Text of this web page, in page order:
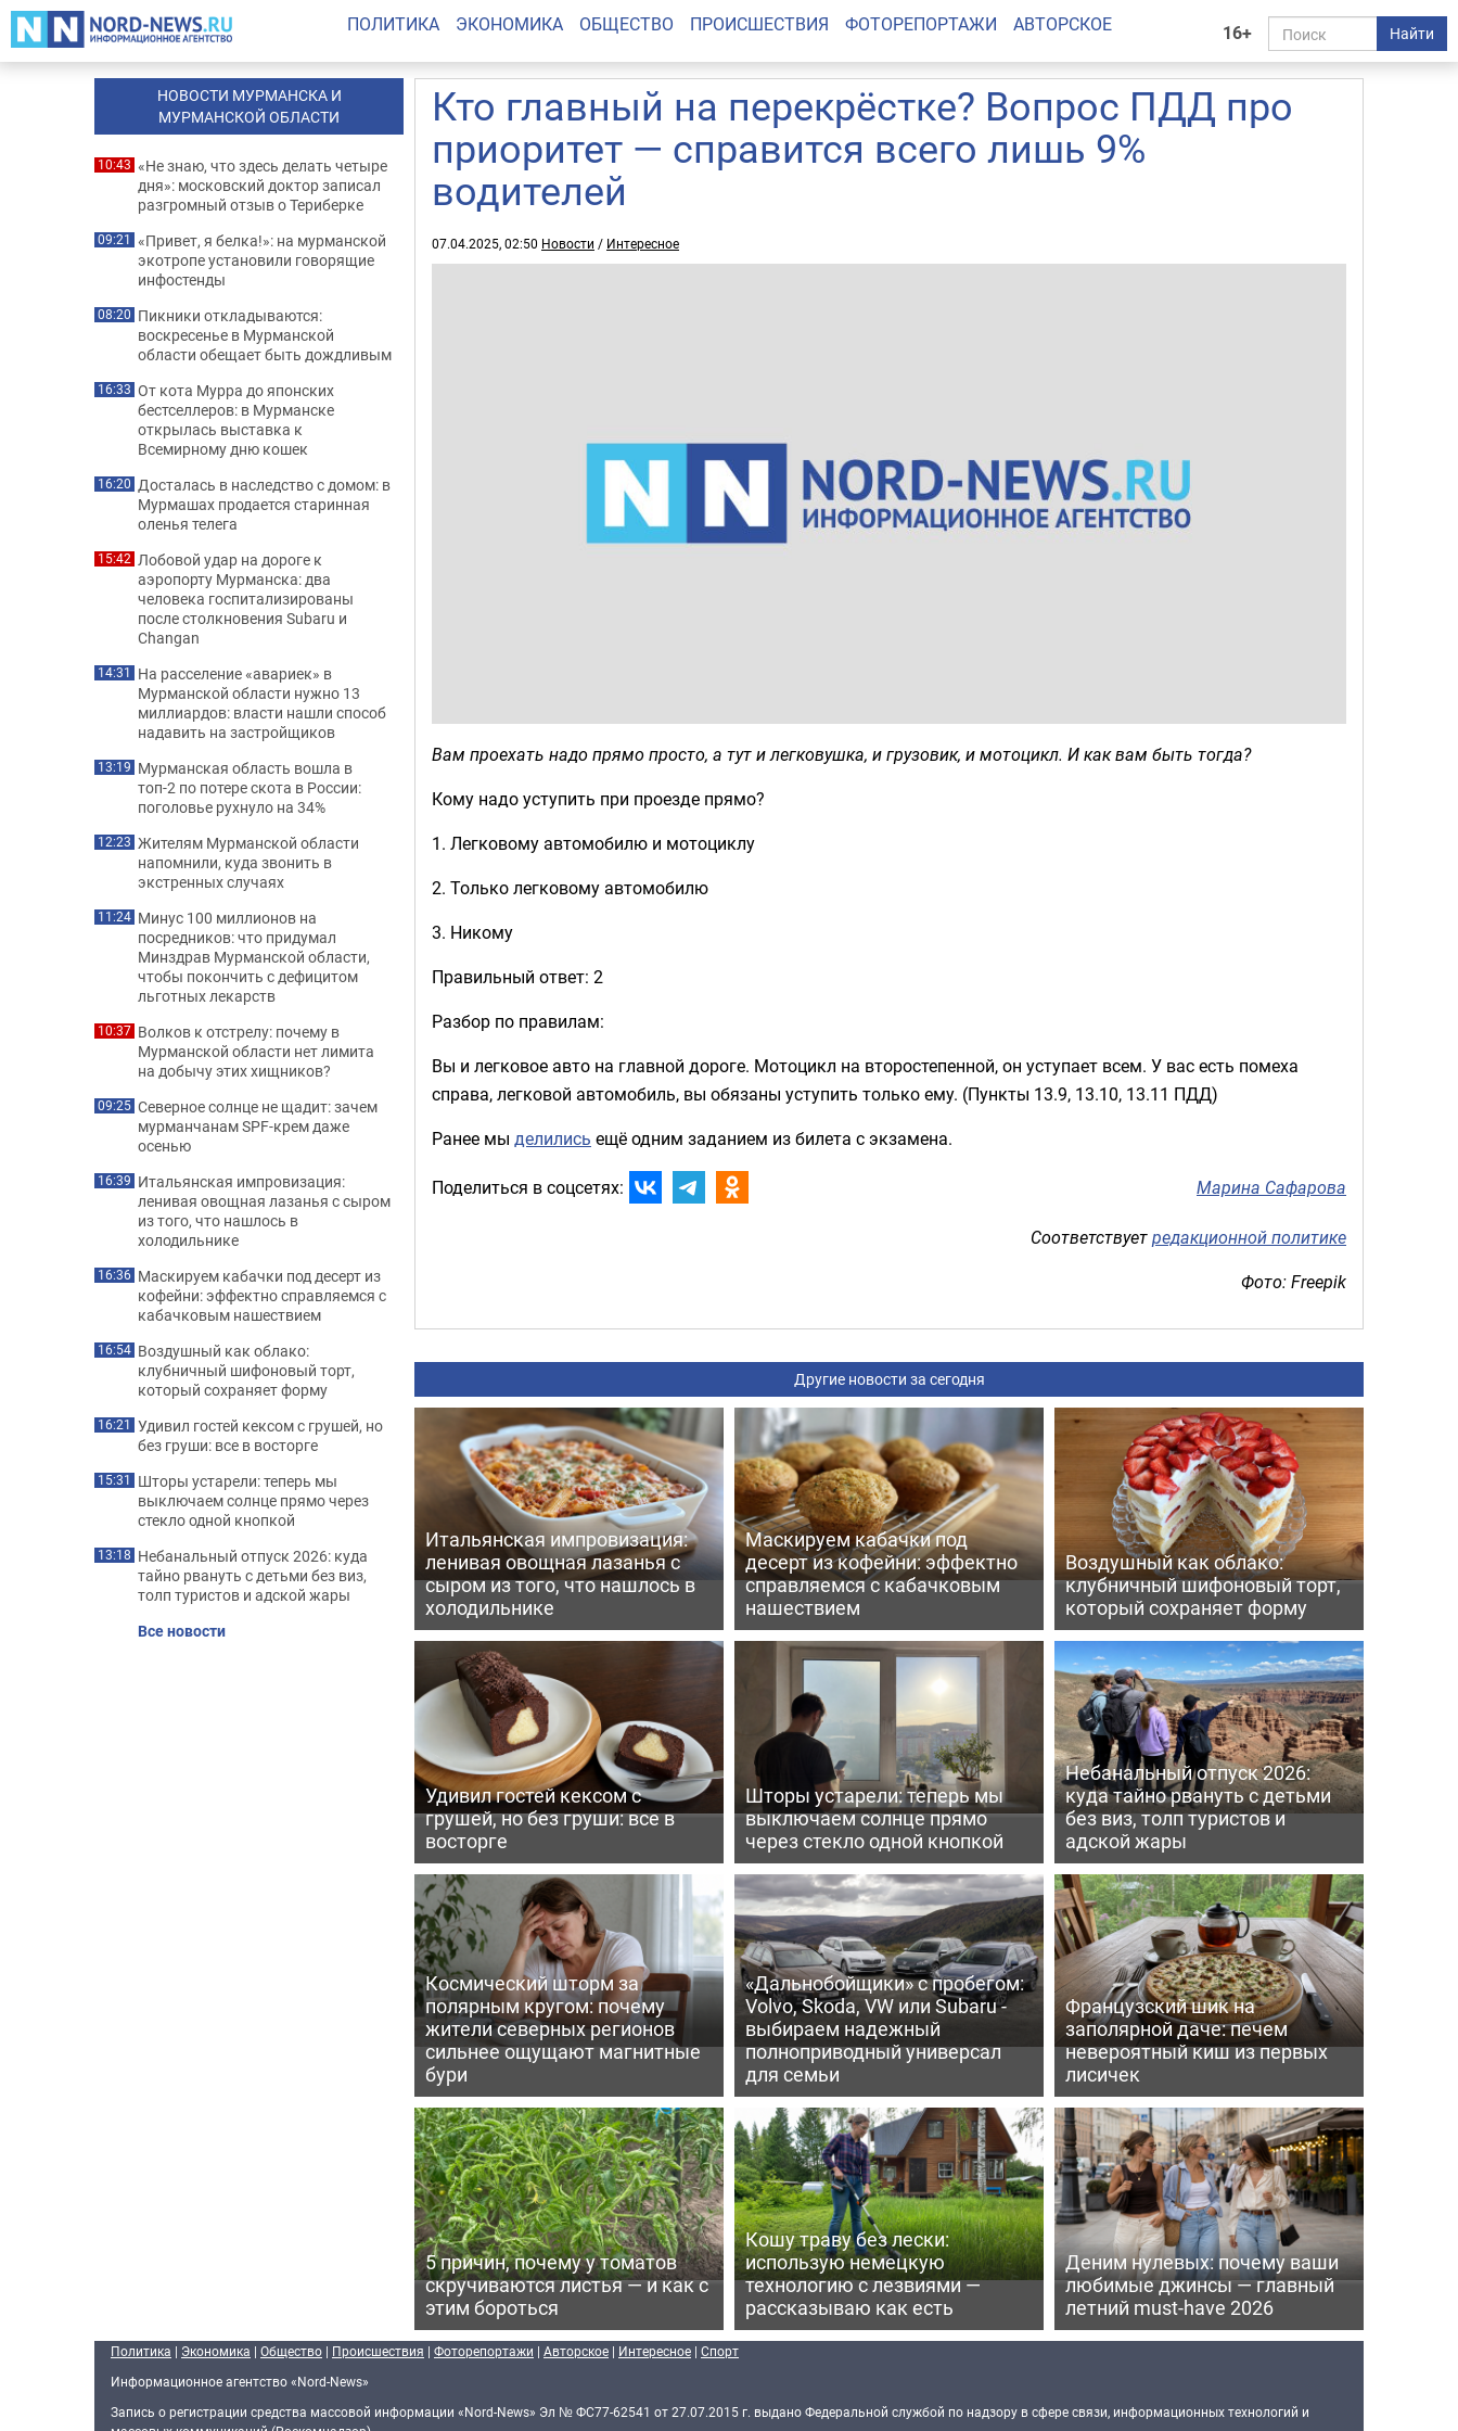
16+ Найти
ПОЛИТИКА ЭКОНОМИКА ОБЩЕСТВО ПРОИСШЕСТВИЯ ФОТОРЕПОРТАЖИ АВТОРСКОЕ
Кто главный на перекрёстке? Вопрос ПДД про
приоритет — справится всего лишь 9%
водителей
07.04.2025, 02:50 Новости / Интересное
Вам проехать надо прямо просто, а тут и легковушка, и грузовик, и мотоцикл. И как вам быть тогда?
Кому надо уступить при проезде прямо?
1. Легковому автомобилю и мотоциклу
2. Только легковому автомобилю
3. Никому
Правильный ответ: 2
Разбор по правилам:
Вы и легковое авто на главной дороге. Мотоцикл на второстепенной, он уступает всем. У вас есть помеха
справа, легковой автомобиль, вы обязаны уступить только ему. (Пункты 13.9, 13.10, 13.11 ПДД)
Ранее мы делились ещё одним заданием из билета с экзамена.
Поделиться в соцсетях: Марина Сафарова
Соответствуетредакционной политике
Фото: Freepik
Другие новости за сегодня
Итальянская импровизация:
ленивая овощная лазанья с
сыром из того, что нашлось в
холодильнике
Маскируем кабачки под
десерт из кофейни: эффектно
справляемся с кабачковым
нашествием
Воздушный как облако:
клубничный шифоновый торт,
который сохраняет форму
Удивил гостей кексом с
грушей, но без груши: все в
восторге
Шторы устарели: теперь мы
выключаем солнце прямо
через стекло одной кнопкой
Небанальный отпуск 2026:
куда тайно рвануть с детьми
без виз, толп туристов и
адской жары
Космический шторм за
полярным кругом: почему
жители северных регионов
сильнее ощущают магнитные
бури
«Дальнобойщики» с пробегом:
Volvo, Skoda, VW или Subaru -
выбираем надежный
полноприводный универсал
для семьи
Французский шик на
заполярной даче: печем
невероятный киш из первых
лисичек
5 причин, почему у томатов
скручиваются листья — и как с
этим бороться
Кошу траву без лески:
использую немецкую
технологию с лезвиями —
рассказываю как есть
Деним нулевых: почему ваши
любимые джинсы — главный
летний must-have 2026
НОВОСТИ МУРМАНСКА И
МУРМАНСКОЙ ОБЛАСТИ
10:43 «Не знаю, что здесь делать четыре
дня»: московский доктор записал
разгромный отзыв о Териберке
09:21 «Привет, я белка!»: на мурманской
экотропе установили говорящие
инфостенды
08:20 Пикники откладываются:
воскресенье в Мурманской
области обещает быть дождливым
16:33 От кота Мурра до японских
бестселлеров: в Мурманске
открылась выставка к
Всемирному дню кошек
16:20 Досталась в наследство с домом: в
Мурмашах продается старинная
оленья телега
15:42 Лобовой удар на дороге к
аэропорту Мурманска: два
человека госпитализированы
после столкновения Subaru и
Changan
14:31 На расселение «авариек» в
Мурманской области нужно 13
миллиардов: власти нашли способ
надавить на застройщиков
13:19 Мурманская область вошла в
топ-2 по потере скота в России:
поголовье рухнуло на 34%
12:23 Жителям Мурманской области
напомнили, куда звонить в
экстренных случаях
11:24 Минус 100 миллионов на
посредников: что придумал
Минздрав Мурманской области,
чтобы покончить с дефицитом
льготных лекарств
10:37 Волков к отстрелу: почему в
Мурманской области нет лимита
на добычу этих хищников?
09:25 Северное солнце не щадит: зачем
мурманчанам SPF-крем даже
осенью
16:39 Итальянская импровизация:
ленивая овощная лазанья с сыром
из того, что нашлось в
холодильнике
16:36 Маскируем кабачки под десерт из
кофейни: эффектно справляемся с
кабачковым нашествием
16:54 Воздушный как облако:
клубничный шифоновый торт,
который сохраняет форму
16:21 Удивил гостей кексом с грушей, но
без груши: все в восторге
15:31 Шторы устарели: теперь мы
выключаем солнце прямо через
стекло одной кнопкой
13:18 Небанальный отпуск 2026: куда
тайно рвануть с детьми без виз,
толп туристов и адской жары
Все новости
Политика | Экономика | Общество | Происшествия | Фоторепортажи | Авторское | Интересное | Спорт
Информационное агентство «Nord-News»
Запись о регистрации средства массовой информации «Nord-News» Эл № ФС77-62541 от 27.07.2015 г. выдано Федеральной службой по надзору в сфере связи, информационных технологий и